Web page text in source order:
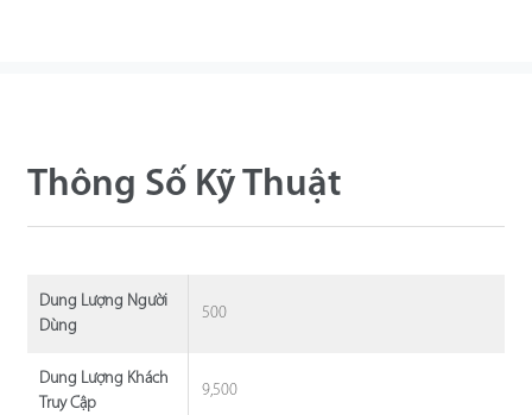
Thông Số Kỹ Thuật
Dung Lượng Người
Dùng
500
Dung Lượng Khách
Truy Cập
9,500